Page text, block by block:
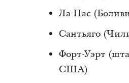
Ла-Пас
Сантьяго
Форт-Уэрт
США)